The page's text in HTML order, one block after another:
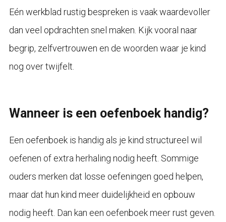
Eén werkblad rustig bespreken is vaak waardevoller
dan veel opdrachten snel maken. Kijk vooral naar
begrip, zelfvertrouwen en de woorden waar je kind
nog over twijfelt.
Wanneer is een oefenboek handig?
Een oefenboek is handig als je kind structureel wil
oefenen of extra herhaling nodig heeft. Sommige
ouders merken dat losse oefeningen goed helpen,
maar dat hun kind meer duidelijkheid en opbouw
nodig heeft. Dan kan een oefenboek meer rust geven.